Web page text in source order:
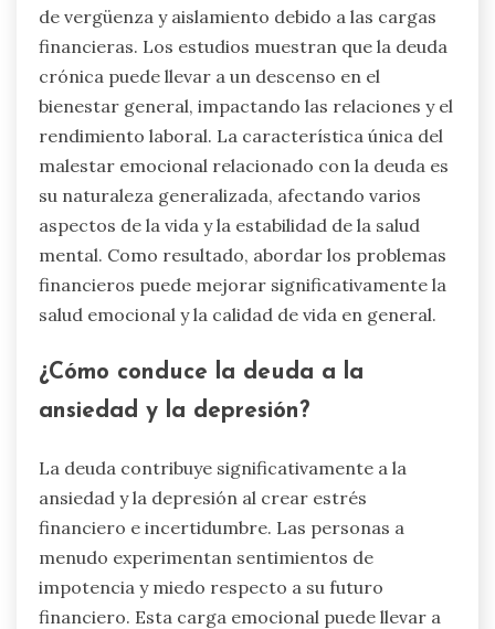
de vergüenza y aislamiento debido a las cargas
financieras. Los estudios muestran que la deuda
crónica puede llevar a un descenso en el
bienestar general, impactando las relaciones y el
rendimiento laboral. La característica única del
malestar emocional relacionado con la deuda es
su naturaleza generalizada, afectando varios
aspectos de la vida y la estabilidad de la salud
mental. Como resultado, abordar los problemas
financieros puede mejorar significativamente la
salud emocional y la calidad de vida en general.
¿Cómo conduce la deuda a la
ansiedad y la depresión?
La deuda contribuye significativamente a la
ansiedad y la depresión al crear estrés
financiero e incertidumbre. Las personas a
menudo experimentan sentimientos de
impotencia y miedo respecto a su futuro
financiero. Esta carga emocional puede llevar a